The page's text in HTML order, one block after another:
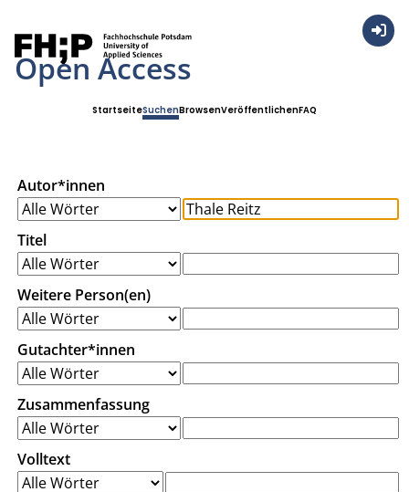
Open Access
StartseiteSuchenBrowsenVeröffentlichenFAQ
Autor*innen
Titel
Weitere Person(en)
Gutachter*innen
Zusammenfassung
Volltext